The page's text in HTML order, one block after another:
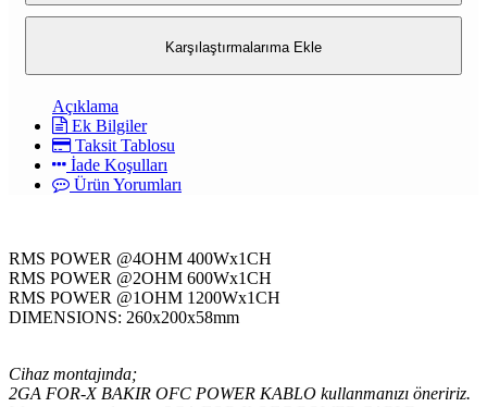
Karşılaştırmalarıma Ekle
Açıklama
Ek Bilgiler
Taksit Tablosu
İade Koşulları
Ürün Yorumları
RMS POWER @4OHM 400Wx1CH
RMS POWER @2OHM 600Wx1CH
RMS POWER @1OHM 1200Wx1CH
DIMENSIONS: 260x200x58mm
Cihaz montajında;
2GA FOR-X BAKIR OFC POWER KABLO kullanmanızı öneririz.